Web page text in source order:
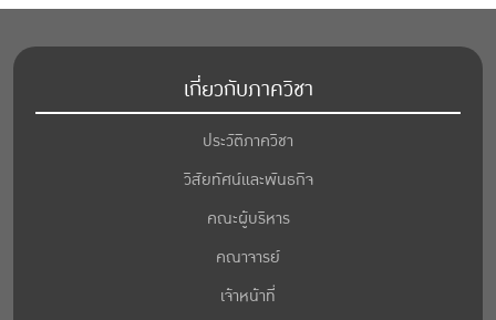
เกี่ยวกับภาควิชา
ประวัติภาควิชา
วิสัยทัศน์และพันธกิจ
คณะผู้บริหาร
คณาจารย์
เจ้าหน้าที่